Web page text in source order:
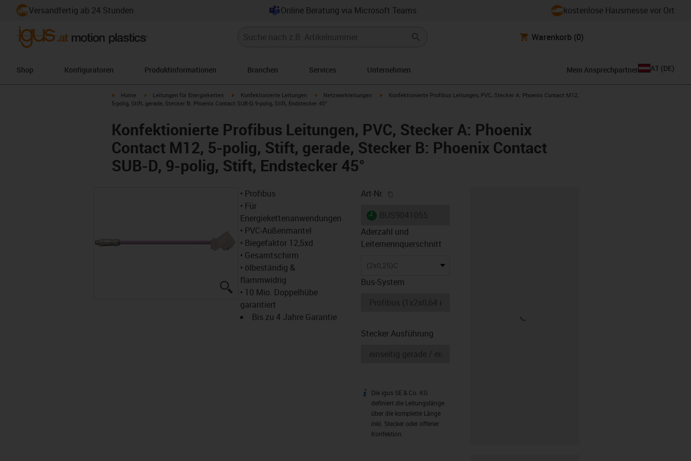
Versandfertig ab 24 Stunden Online Beratung via Microsoft Teams kostenlose Hausmesse vor Ort
Warenkorb (0)
Shop Konfiguratoren Produktinformationen Branchen Services Unternehmen Mein Ansprechpartner AT (DE)
igus-icon-arrow-right
Home igus-icon-arrow-right
Leitungen für Energieketten igus-icon-arrow-right
Konfektionierte Leitungen igus-icon-arrow-right
Netzwerkleitungen igus-icon-arrow-right
Konfektionierte Profibus Leitungen, PVC, Stecker A: Phoenix Contact M12,
5-polig, Stift, gerade, Stecker B: Phoenix Contact SUB-D, 9-polig, Stift, Endstecker 45°
Konfektionierte Profibus Leitungen, PVC, Stecker A: Phoenix
Contact M12, 5-polig, Stift, gerade, Stecker B: Phoenix Contact
SUB-D, 9-polig, Stift, Endstecker 45°
igus-icon-lupe
• Profibus
• Für
Energiekettenanwendungen
• PVC-Außenmantel
• Biegefaktor 12,5xd
• Gesamtschirm
• ölbeständig &
flammwidrig
• 10 Mio. Doppelhübe
garantiert
Bis zu 4 Jahre Garantie
Art-Nr.
igus-icon-lieferzeit
Aderzahl und
Leiternennquerschnitt
(2x0,25)C
Bus-System
Stecker Ausführung
igus-icon-info
Die igus SE & Co. KG
definiert die Leitungslänge
über die komplette Länge
inkl. Stecker oder offener
Konfektion.